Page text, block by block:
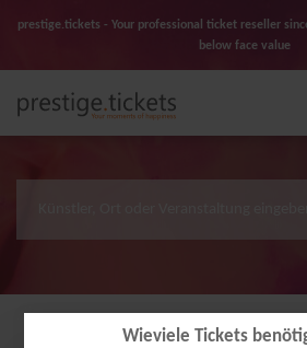
prestige.tickets - Your professional ticket reseller
below face value
Wieviele Tickets